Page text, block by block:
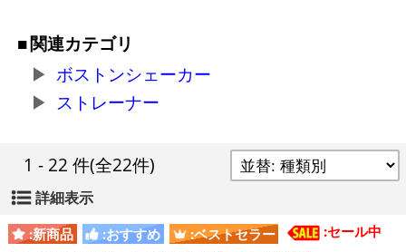
関連カテゴリ
ボストンシェーカー
ストレーナー
1 - 22 件(全22件)
詳細表示
:新商品 :おすすめ :ベストセラー
:セール中